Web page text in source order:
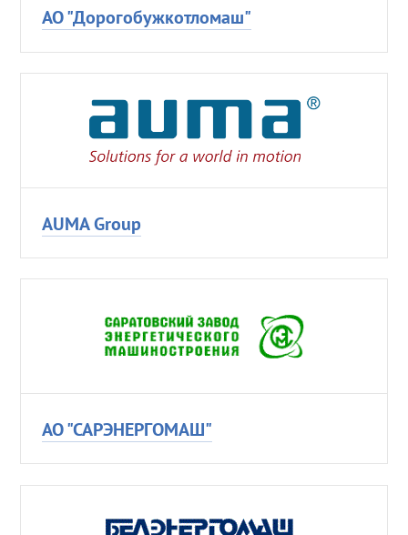
АО "Дорогобужкотломаш"
AUMA Group
АО "САРЭНЕРГОМАШ"